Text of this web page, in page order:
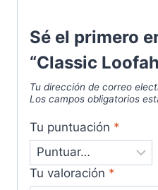
Sé el primero
“Classic
Tu dirección de correo
Los campos obligatorios
Tu puntuación *
Tu valoración *